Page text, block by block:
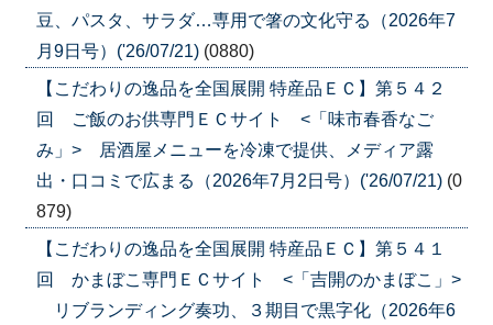
豆、パスタ、サラダ…専用で箸の文化守る（2026年7
月9日号）('26/07/21) (0880)
【こだわりの逸品を全国展開 特産品ＥＣ】第５４２
回 ご飯のお供専門ＥＣサイト <「味市春香なご
み」> 居酒屋メニューを冷凍で提供、メディア露
出・口コミで広まる（2026年7月2日号）('26/07/21) (0
879)
【こだわりの逸品を全国展開 特産品ＥＣ】第５４１
回 かまぼこ専門ＥＣサイト <「吉開のかまぼこ」>
リブランディング奏功、３期目で黒字化（2026年6